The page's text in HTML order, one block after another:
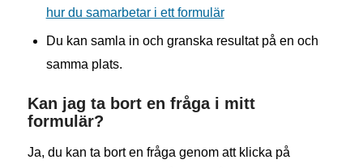
hur du samarbetar i ett formulär
Du kan samla in och granska resultat på en och
samma plats.
Kan jag ta bort en fråga i mitt
formulär?
Ja, du kan ta bort en fråga genom att klicka på